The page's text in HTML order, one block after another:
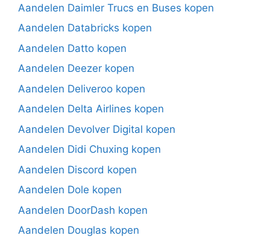
Aandelen Daimler Trucs en Buses kopen
Aandelen Databricks kopen
Aandelen Datto kopen
Aandelen Deezer kopen
Aandelen Deliveroo kopen
Aandelen Delta Airlines kopen
Aandelen Devolver Digital kopen
Aandelen Didi Chuxing kopen
Aandelen Discord kopen
Aandelen Dole kopen
Aandelen DoorDash kopen
Aandelen Douglas kopen